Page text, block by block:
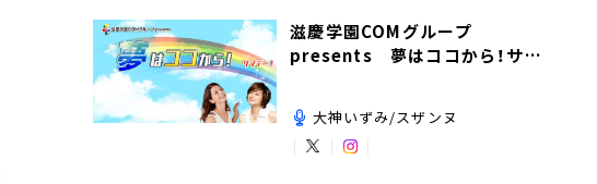
滋慶学園COMグループ
presents 夢はココから！サン
大神いずみ/スザンヌ